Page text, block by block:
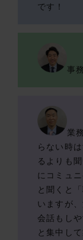
です！
事
業
らない時
るよりも
にコミュ
と聞くと
いますが
会話もし
と集中し